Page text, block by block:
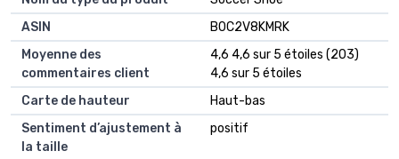
ASIN
B0C2V8KMRK
Moyenne des
commentaires client
4,6 4,6 sur 5 étoiles (203)
4,6 sur 5 étoiles
Carte de hauteur
Haut-bas
Sentiment d’ajustement à
la taille
positif